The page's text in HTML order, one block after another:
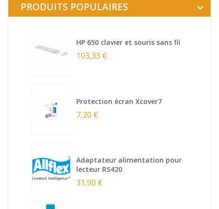
PRODUITS POPULAIRES
HP 650 clavier et souris sans fil
103,33 €
Protection écran Xcover7
7,20 €
Adaptateur alimentation pour
lecteur RS420
31,90 €